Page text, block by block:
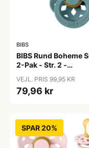
BIBS
BIBS Rund Boheme
2-Pak - Str. 2 -
Blue/Island Sea
VEJL. PRIS 99,95 KR
79,96 kr
SPAR 20%